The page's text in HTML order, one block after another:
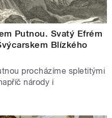
Putnou. Svatý Efrém
Blízkého
procházíme spletitými
národy i